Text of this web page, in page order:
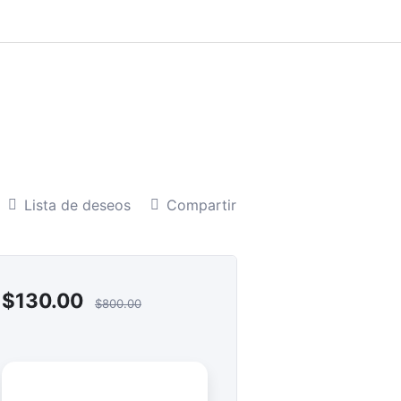
Lista de deseos Compartir
$130.00 $800.00